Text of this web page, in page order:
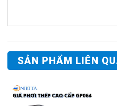
SẢN PHẨM LIÊN